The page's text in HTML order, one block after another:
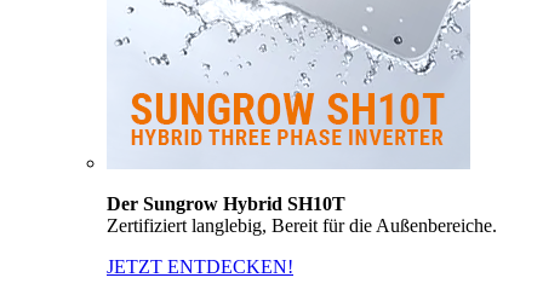
Der Sungrow Hybrid SH10T
Zertifiziert langlebig, Bereit für die Außenbereiche.
JETZT ENTDECKEN!